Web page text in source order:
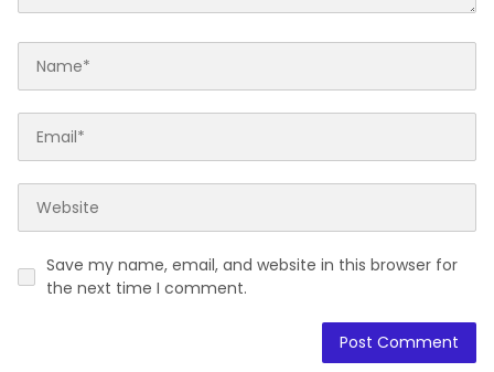
Save my name, email, and website in this browser for
the next time I comment.